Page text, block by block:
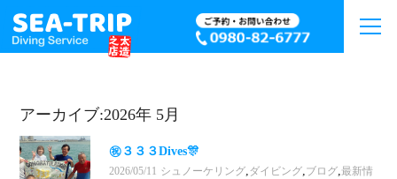
アーカイブ:2026年 5月
㊗３３３Dives🎊
2026/05/11 シュノーケリング,ダイビング,ブログ,最新情